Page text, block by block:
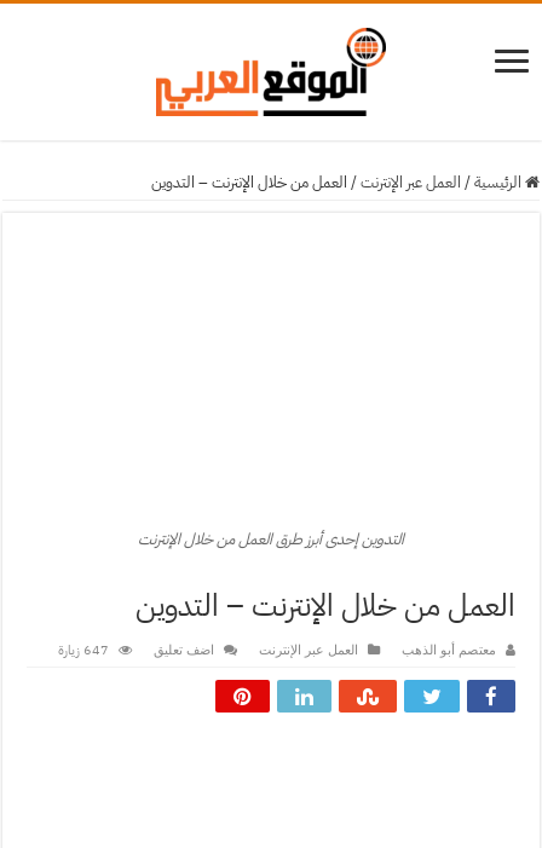
الرئيسية/ العمل عبر الإنترنت/ العمل من خلال الإنترنت – التدوين
التدوين إحدى أبرز طرق العمل من خلال الإنترنت
العمل من خلال الإنترنت – التدوين
معتصم أبو الذهب العمل عبر الإنترنت اضف تعليق 647 زيارة